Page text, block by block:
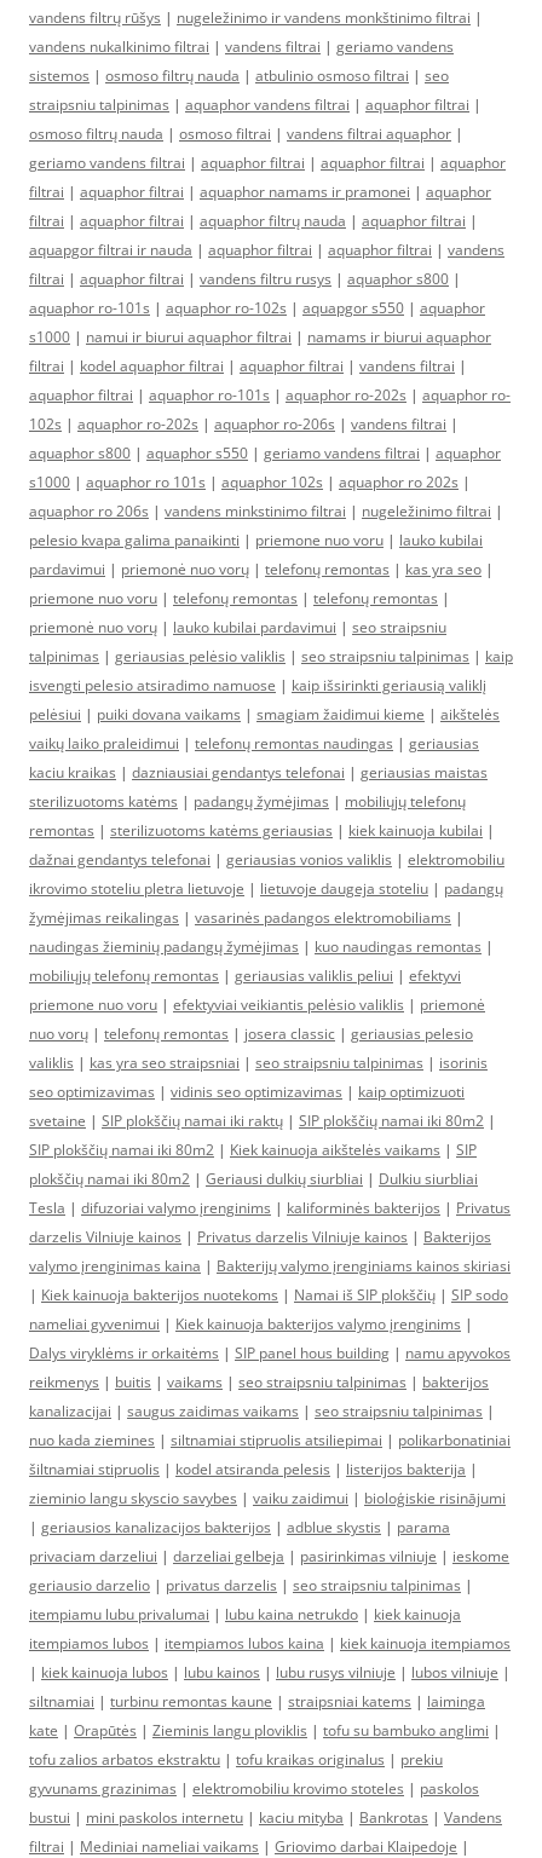
vandens filtrų rūšys | nugeležinimo ir vandens monkštinimo filtrai |
vandens nukalkinimo filtrai | vandens filtrai | geriamo vandens
sistemos | osmoso filtrų nauda | atbulinio osmoso filtrai | seo
straipsniu talpinimas | aquaphor vandens filtrai | aquaphor filtrai |
osmoso filtrų nauda | osmoso filtrai | vandens filtrai aquaphor |
geriamo vandens filtrai | aquaphor filtrai | aquaphor filtrai | aquaphor
filtrai | aquaphor filtrai | aquaphor namams ir pramonei | aquaphor
filtrai | aquaphor filtrai | aquaphor filtrų nauda | aquaphor filtrai |
aquapgor filtrai ir nauda | aquaphor filtrai | aquaphor filtrai | vandens
filtrai | aquaphor filtrai | vandens filtru rusys | aquaphor s800 |
aquaphor ro-101s | aquaphor ro-102s | aquapgor s550 | aquaphor
s1000 | namui ir biurui aquaphor filtrai | namams ir biurui aquaphor
filtrai | kodel aquaphor filtrai | aquaphor filtrai | vandens filtrai |
aquaphor filtrai | aquaphor ro-101s | aquaphor ro-202s | aquaphor ro-
102s | aquaphor ro-202s | aquaphor ro-206s | vandens filtrai |
aquaphor s800 | aquaphor s550 | geriamo vandens filtrai | aquaphor
s1000 | aquaphor ro 101s | aquaphor 102s | aquaphor ro 202s |
aquaphor ro 206s | vandens minkstinimo filtrai | nugeležinimo filtrai |
pelesio kvapa galima panaikinti | priemone nuo voru | lauko kubilai
pardavimui | priemonė nuo vorų | telefonų remontas | kas yra seo |
priemone nuo voru | telefonų remontas | telefonų remontas |
priemonė nuo vorų | lauko kubilai pardavimui | seo straipsniu
talpinimas | geriausias pelėsio valiklis | seo straipsniu talpinimas | kaip
isvengti pelesio atsiradimo namuose | kaip išsirinkti geriausią valiklį
pelėsiui | puiki dovana vaikams | smagiam žaidimui kieme | aikštelės
vaikų laiko praleidimui | telefonų remontas naudingas | geriausias
kaciu kraikas | dazniausiai gendantys telefonai | geriausias maistas
sterilizuotoms katėms | padangų žymėjimas | mobiliųjų telefonų
remontas | sterilizuotoms katėms geriausias | kiek kainuoja kubilai |
dažnai gendantys telefonai | geriausias vonios valiklis | elektromobiliu
ikrovimo stoteliu pletra lietuvoje | lietuvoje daugeja stoteliu | padangų
žymėjimas reikalingas | vasarinės padangos elektromobiliams |
naudingas žieminių padangų žymėjimas | kuo naudingas remontas |
mobiliųjų telefonų remontas | geriausias valiklis peliui | efektyvi
priemone nuo voru | efektyviai veikiantis pelėsio valiklis | priemonė
nuo vorų | telefonų remontas | josera classic | geriausias pelesio
valiklis | kas yra seo straipsniai | seo straipsniu talpinimas | isorinis
seo optimizavimas | vidinis seo optimizavimas | kaip optimizuoti
svetaine | SIP plokščių namai iki raktų | SIP plokščių namai iki 80m2 |
SIP plokščių namai iki 80m2 | Kiek kainuoja aikštelės vaikams | SIP
plokščių namai iki 80m2 | Geriausi dulkių siurbliai | Dulkiu siurbliai
Tesla | difuzoriai valymo įrenginims | kaliforminės bakterijos | Privatus
darzelis Vilniuje kainos | Privatus darzelis Vilniuje kainos | Bakterijos
valymo įrenginimas kaina | Bakterijų valymo įrenginiams kainos skiriasi
| Kiek kainuoja bakterijos nuotekoms | Namai iš SIP plokščių | SIP sodo
nameliai gyvenimui | Kiek kainuoja bakterijos valymo įrenginims |
Dalys viryklėms ir orkaitėms | SIP panel hous building | namu apyvokos
reikmenys | buitis | vaikams | seo straipsniu talpinimas | bakterijos
kanalizacijai | saugus zaidimas vaikams | seo straipsniu talpinimas |
nuo kada ziemines | siltnamiai stipruolis atsiliepimai | polikarbonatiniai
šiltnamiai stipruolis | kodel atsiranda pelesis | listerijos bakterija |
zieminio langu skyscio savybes | vaiku zaidimui | bioloģiskie risinājumi
| geriausios kanalizacijos bakterijos | adblue skystis | parama
privaciam darzeliui | darzeliai gelbeja | pasirinkimas vilniuje | ieskome
geriausio darzelio | privatus darzelis | seo straipsniu talpinimas |
itempiamu lubu privalumai | lubu kaina netrukdo | kiek kainuoja
itempiamos lubos | itempiamos lubos kaina | kiek kainuoja itempiamos
| kiek kainuoja lubos | lubu kainos | lubu rusys vilniuje | lubos vilniuje |
siltnamiai | turbinu remontas kaune | straipsniai katems | laiminga
kate | Orapūtės | Zieminis langu ploviklis | tofu su bambuko anglimi |
tofu zalios arbatos ekstraktu | tofu kraikas originalus | prekiu
gyvunams grazinimas | elektromobiliu krovimo stoteles | paskolos
bustui | mini paskolos internetu | kaciu mityba | Bankrotas | Vandens
filtrai | Mediniai nameliai vaikams | Griovimo darbai Klaipedoje |